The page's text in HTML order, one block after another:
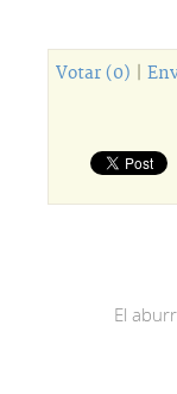
Votar (0)
El